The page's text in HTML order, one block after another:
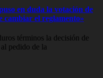
en duda la votación de
cambiar el reglamento»
términos la decisión de
pedido de la